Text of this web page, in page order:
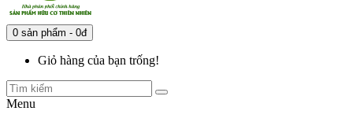
0 sản phẩm - 0đ
Giỏ hàng của bạn trống!
Menu